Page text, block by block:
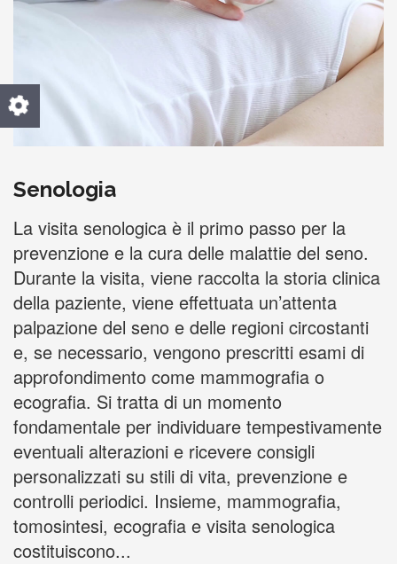
Senologia
La visita senologica è il primo passo per la
prevenzione e la cura delle malattie del seno.
Durante la visita, viene raccolta la storia clinica
della paziente, viene effettuata un’attenta
palpazione del seno e delle regioni circostanti
e, se necessario, vengono prescritti esami di
approfondimento come mammografia o
ecografia. Si tratta di un momento
fondamentale per individuare tempestivamente
eventuali alterazioni e ricevere consigli
personalizzati su stili di vita, prevenzione e
controlli periodici. Insieme, mammografia,
tomosintesi, ecografia e visita senologica
costituiscono...